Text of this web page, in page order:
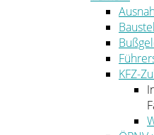
KFZ-